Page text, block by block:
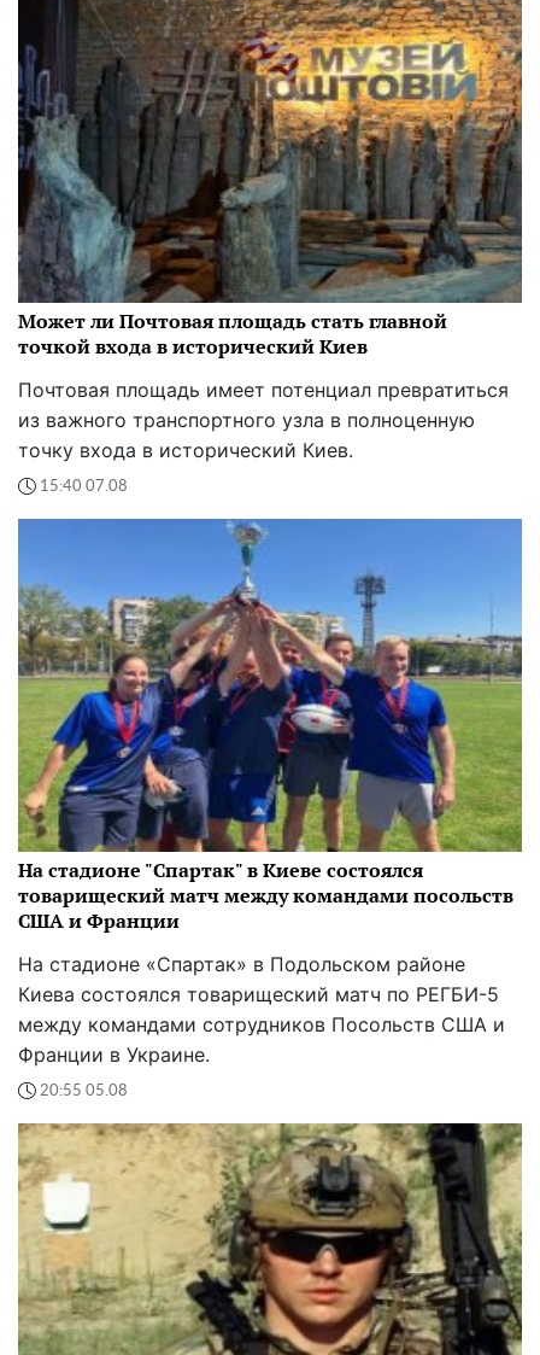
Может ли Почтовая площадь стать главной
точкой входа в исторический Киев
Почтовая площадь имеет потенциал превратиться
из важного транспортного узла в полноценную
точку входа в исторический Киев.
15:40 07.08
На стадионе "Спартак" в Киеве состоялся
товарищеский матч между командами посольств
США и Франции
На стадионе «Спартак» в Подольском районе
Киева состоялся товарищеский матч по РЕГБИ-5
между командами сотрудников Посольств США и
Франции в Украине.
20:55 05.08